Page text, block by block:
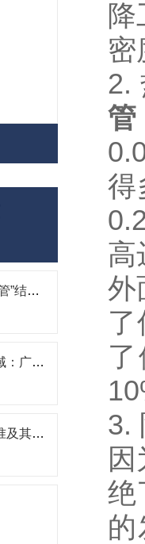
潍坊聚氨酯保温管在“管中管”结构中的三重防护逻辑
潍坊聚氨酯保温管应用领域：广泛覆盖，节能增效
潍坊聚氨酯保温管执行标准及其应用
密
2.
管
得
高
外
3.
绝